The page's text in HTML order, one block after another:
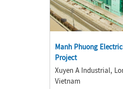
Manh Phuong
Project
Xuyen A Industrial,
Vietnam